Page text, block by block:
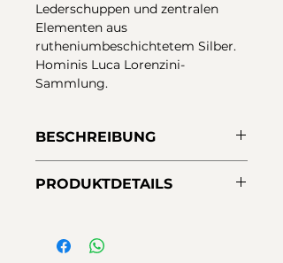
Lederschuppen und zentralen
Elementen aus
rutheniumbeschichtetem Silber.
Hominis Luca Lorenzini-
Sammlung.
BESCHREIBUNG
Lederschuppen und zentralen
Hominis Luca Lorenzini-
PRODUKTDETAILS
Verschluss:
Hochsicherheitsmagnet